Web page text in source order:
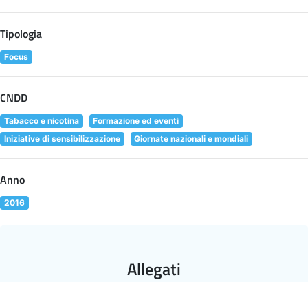
Tipologia
Focus
CNDD
Tabacco e nicotina
Formazione ed eventi
Iniziative di sensibilizzazione
Giornate nazionali e mondiali
Anno
2016
Allegati